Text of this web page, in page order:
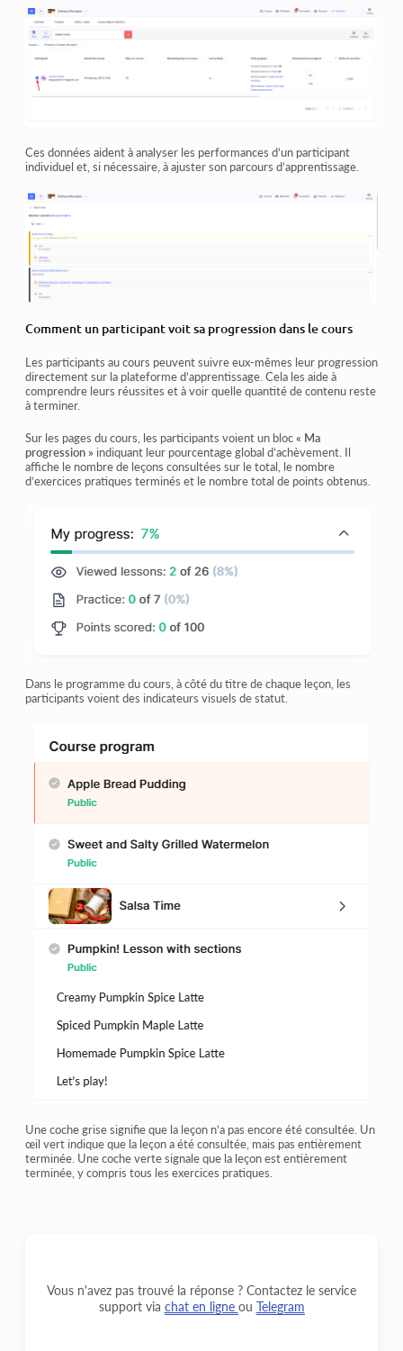
Ces données aident à analyser les performances d’un participant
individuel et, si nécessaire, à ajuster son parcours d’apprentissage.
Comment un participant voit sa progression dans le cours
Les participants au cours peuvent suivre eux-mêmes leur progression
directement sur la plateforme d’apprentissage. Cela les aide à
comprendre leurs réussites et à voir quelle quantité de contenu reste
à terminer.
Sur les pages du cours, les participants voient un bloc« Ma
progression » indiquant leur pourcentage global d’achèvement. Il
affiche le nombre de leçons consultées sur le total, le nombre
d’exercices pratiques terminés et le nombre total de points obtenus.
Dans le programme du cours, à côté du titre de chaque leçon, les
participants voient des indicateurs visuels de statut.
Une coche grise signifie que la leçon n’a pas encore été consultée. Un
œil vert indique que la leçon a été consultée, mais pas entièrement
terminée. Une coche verte signale que la leçon est entièrement
terminée, y compris tous les exercices pratiques.
Vous n'avez pas trouvé la réponse ? Contactez le service
support via chat en ligne ou Telegram